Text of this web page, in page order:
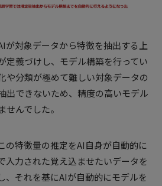
が対象データから特徴を抽出する上
定義づけし、モデル構築を行ってい
や分類が極めて難しい対象データの
出できないため、精度の高いモデル
んでした。
の特徴量の推定をAI自身が自動的に
入力された覚え込ませたいデータを
、それを基にAIが自動的にモデルを